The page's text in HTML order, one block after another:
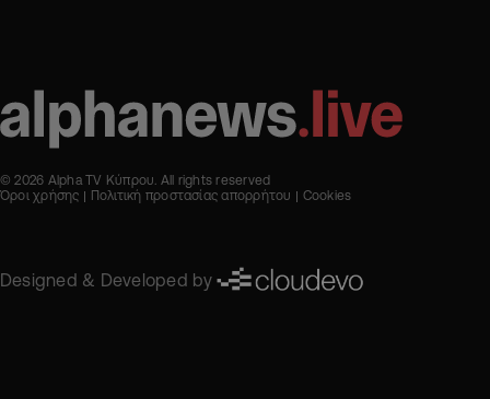
© 2026 Alpha TV Κύπρου. All rights reserved
Όροι χρήσης
Πολιτική προστασίας απορρήτου Cookies
Designed & Developed by